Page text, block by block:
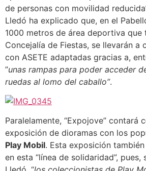
de personas con movilidad
Lledó ha explicado que, en el
1000 metros de área deportiva que
Concejalía de Fiestas, se llevarán a
con ASETE adaptadas gracias a,
”unas rampas para poder acceder
ruedas al lomo del caballo”.
Paralelamente, “Expojove” contará
exposición de dioramas con los
Play Mobil. Esta exposición
en esta “línea de solidaridad”, pues,